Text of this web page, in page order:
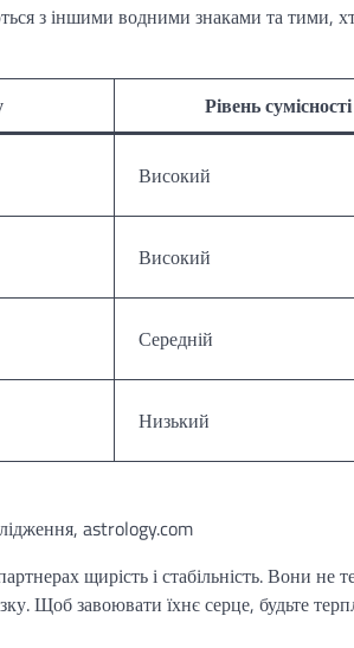
з іншими водними знаками та тими,
Рівень сумісності
Високий
Високий
Середній
Низький
astrology.com
щирість і стабільність. Вони не
Щоб завоювати їхнє серце, будьте